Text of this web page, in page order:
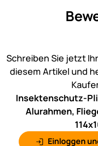
Schreiben Sie jetzt
diesem Artikel und
Insektenschutz-
Alurahmen,
Einloggen